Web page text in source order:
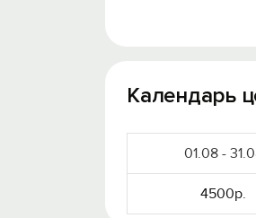
Календарь
01.08 -
4500р.